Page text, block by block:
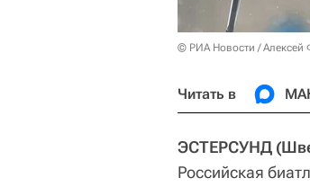
© РИА Новости / Алексей
Читать в
ЭСТЕРСУНД
Российская